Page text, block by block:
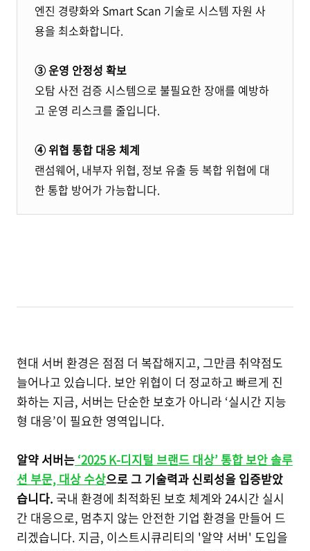
엔진 경량화와 Smart Scan 기술로 시스템 자원 사
용을 최소화합니다.
③ 운영 안정성 확보
오탐 사전 검증 시스템으로 불필요한 장애를 예방하
고 운영 리스크를 줄입니다.
④ 위협 통합 대응 체계
랜섬웨어, 내부자 위협, 정보 유출 등 복합 위협에 대
한 통합 방어가 가능합니다.
현대 서버 환경은 점점 더 복잡해지고, 그만큼 취약점도
늘어나고 있습니다. 보안 위협이 더 정교하고 빠르게 진
화하는 지금, 서버는 단순한 보호가 아니라 ‘실시간 지능
형 대응’이 필요한 영역입니다.
알약 서버는 ‘2025 K-디지털 브랜드 대상’ 통합 보안 솔루
션 부문, 대상 수상으로 그 기술력과 신뢰성을 입증받았
습니다. 국내 환경에 최적화된 보호 체계와 24시간 실시
간 대응으로, 멈추지 않는 안전한 기업 환경을 만들어 드
리겠습니다. 지금, 이스트시큐리티의 '알약 서버' 도입을